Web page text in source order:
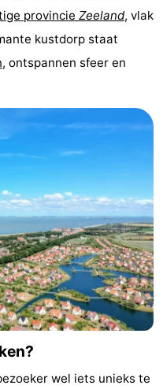
provincie Zeeland, vlak
kustdorp staat
, ontspannen sfeer en
wel iets unieks te